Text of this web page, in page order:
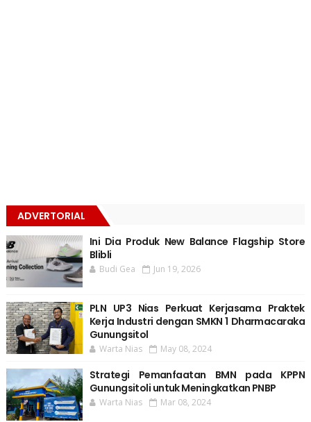
ADVERTORIAL
Ini Dia Produk New Balance Flagship Store
Blibli
Budi Gea Jun 19, 2026
PLN UP3 Nias Perkuat Kerjasama Praktek
Kerja Industri dengan SMKN 1 Dharmacaraka
Gunungsitol
Warta Nias May 08, 2024
Strategi Pemanfaatan BMN pada KPPN
Gunungsitoli untuk Meningkatkan PNBP
Warta Nias Mar 08, 2024